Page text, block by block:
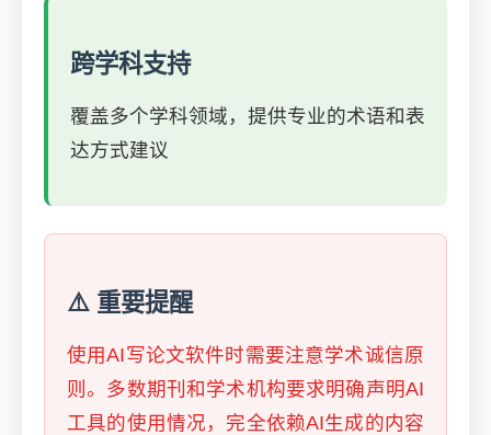
跨学科支持
覆盖多个学科领域，提供专业的术语和表
达方式建议
⚠️ 重要提醒
使用AI写论文软件时需要注意学术诚信原
则。多数期刊和学术机构要求明确声明AI
工具的使用情况，完全依赖AI生成的内容